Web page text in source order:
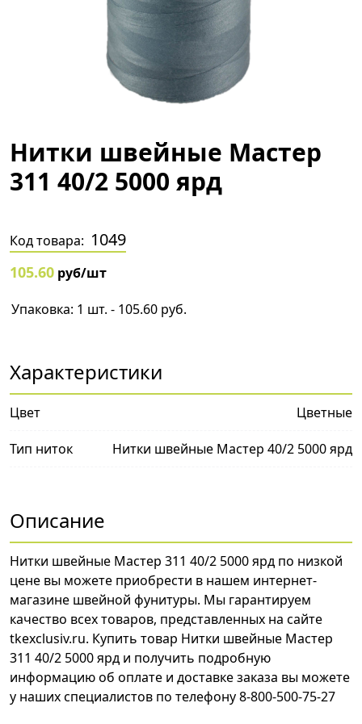
Нитки швейные Мастер
311 40/2 5000 ярд
Код товара: 1049
105.60 руб/шт
Упаковка: 1 шт. - 105.60 руб.
Характеристики
Цвет Цветные
Тип ниток Нитки швейные Мастер 40/2 5000 ярд
Описание
Нитки швейные Мастер 311 40/2 5000 ярд по низкой
цене вы можете приобрести в нашем интернет-
магазине швейной фунитуры. Мы гарантируем
качество всех товаров, представленных на сайте
tkexclusiv.ru. Купить товар Нитки швейные Мастер
311 40/2 5000 ярд и получить подробную
информацию об оплате и доставке заказа вы можете
у наших специалистов по телефону 8-800-500-75-27